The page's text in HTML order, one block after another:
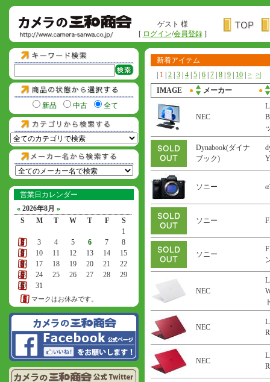
ゲスト 様
[ ログイン/会員登録]
新品 中古 全て
営業日カレンダー
« 2026年8月 »
S
M T W T F
S
1
2
3 4 5 6 7
8
9
10 11 12 13 14
15
16
17 18 19 20 21
22
23
24 25 26 27 28
29
30
31
マークはお休みです。
新着アイテム
1 2 3 4 5 6 7 8 9 10 > >|
IMAGE
● メーカー ●
NEC
Dynabook(ダイナ
ブック)
ソニー
ソニー
ソニー
NEC
NEC
NEC